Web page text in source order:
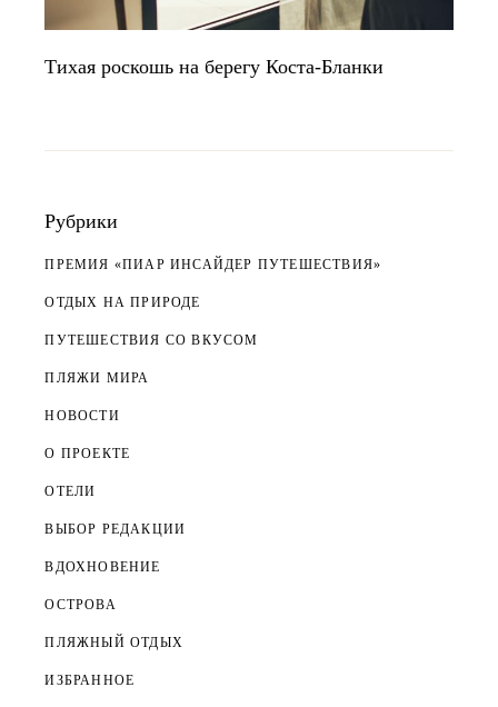
Тихая роскошь на берегу Коста-Бланки
Рубрики
ПРЕМИЯ «ПИАР ИНСАЙДЕР ПУТЕШЕСТВИЯ»
ОТДЫХ НА ПРИРОДЕ
ПУТЕШЕСТВИЯ СО ВКУСОМ
ПЛЯЖИ МИРА
НОВОСТИ
О ПРОЕКТЕ
ОТЕЛИ
ВЫБОР РЕДАКЦИИ
ВДОХНОВЕНИЕ
ОСТРОВА
ПЛЯЖНЫЙ ОТДЫХ
ИЗБРАННОЕ